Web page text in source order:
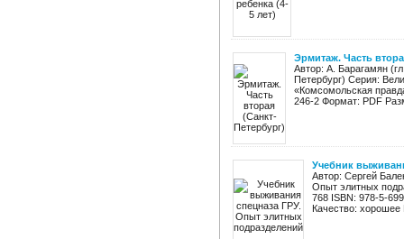
Эрмитаж. Часть
Автор: А. Барагамян
Петербург) Серия:
«Комсомольская
246-2 Формат: PDF
Учебник
Автор: Сергей
Опыт элитных
768 ISBN: 978-5-
Качество: хорошее